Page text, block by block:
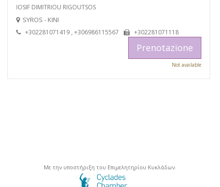
IOSIF DIMITRIOU RIGOUTSOS
SYROS - KINI
+302281071419 , +306986115567 +302281071118
Prenotazione
Not available
Με την υποστήριξη του Επιμελητηρίου Κυκλάδων.